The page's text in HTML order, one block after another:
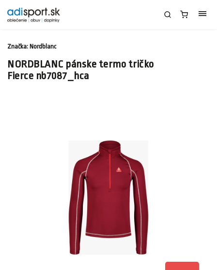
NORDBLANC pánske termo tričko
Fierce nb7087_hca
Značka: Nordblanc